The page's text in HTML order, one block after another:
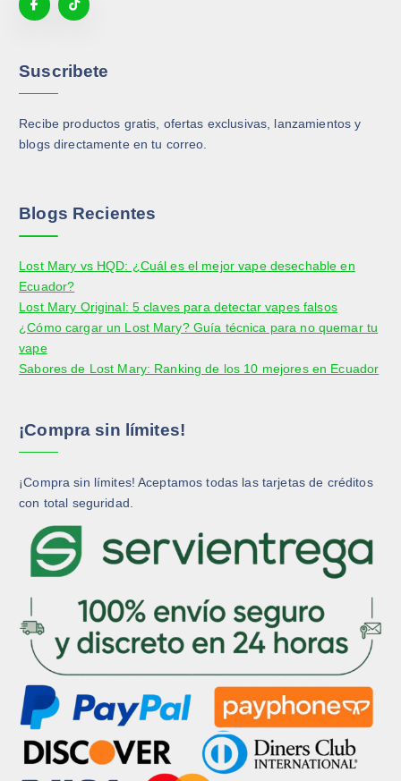
Suscribete
Recibe productos gratis, ofertas exclusivas, lanzamientos y
blogs directamente en tu correo.
Blogs Recientes
Lost Mary vs HQD: ¿Cuál es el mejor vape desechable en
Ecuador?
Lost Mary Original: 5 claves para detectar vapes falsos
¿Cómo cargar un Lost Mary? Guía técnica para no quemar tu
vape
Sabores de Lost Mary: Ranking de los 10 mejores en Ecuador
¡Compra sin límites!
¡Compra sin límites! Aceptamos todas las tarjetas de créditos
con total seguridad.